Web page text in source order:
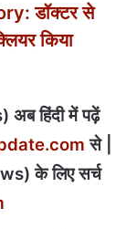
डॉक्‍टर से
किया
हिंदी में पढ़ें
से |
के लिए सर्च